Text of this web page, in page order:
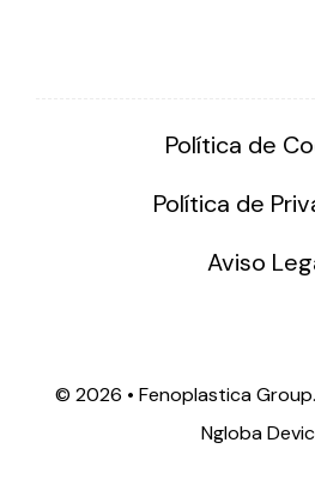
Política de
Política de
Aviso
© 2026 • Fenoplastica
Ngloba